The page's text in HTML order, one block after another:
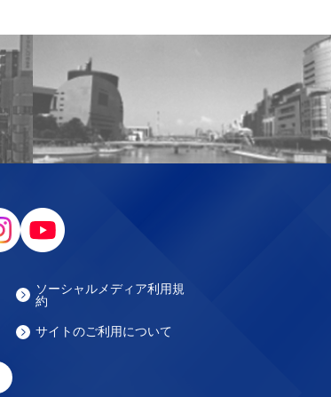
ソーシャルメディア利用規
約
サイトのご利用について